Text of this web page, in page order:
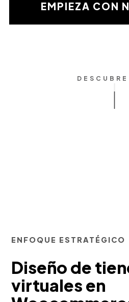
validaciónEMPIEZA CON
ENFOQUE ESTRATÉGICO
Diseño de
virtuales en